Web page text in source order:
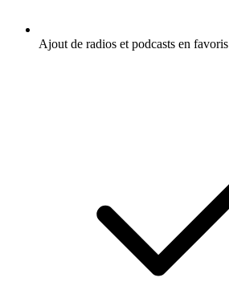
Ajout de radios et podcasts en favoris